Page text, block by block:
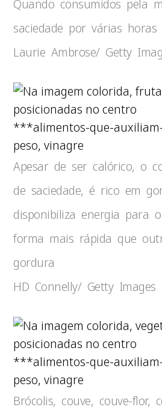
Quando consumidos pela
saciedade por várias
Laurie Ambrose/ Getty
***alimentos-que-
peso, vinagre
Apesar de ser calórico, o
de saciedade, é rico em
disponibiliza energia para
forma mais rápida que
gordura
HD Connelly/ Getty Images
***alimentos-que-
peso, vinagre
Brócolis, couve, couve-flor,